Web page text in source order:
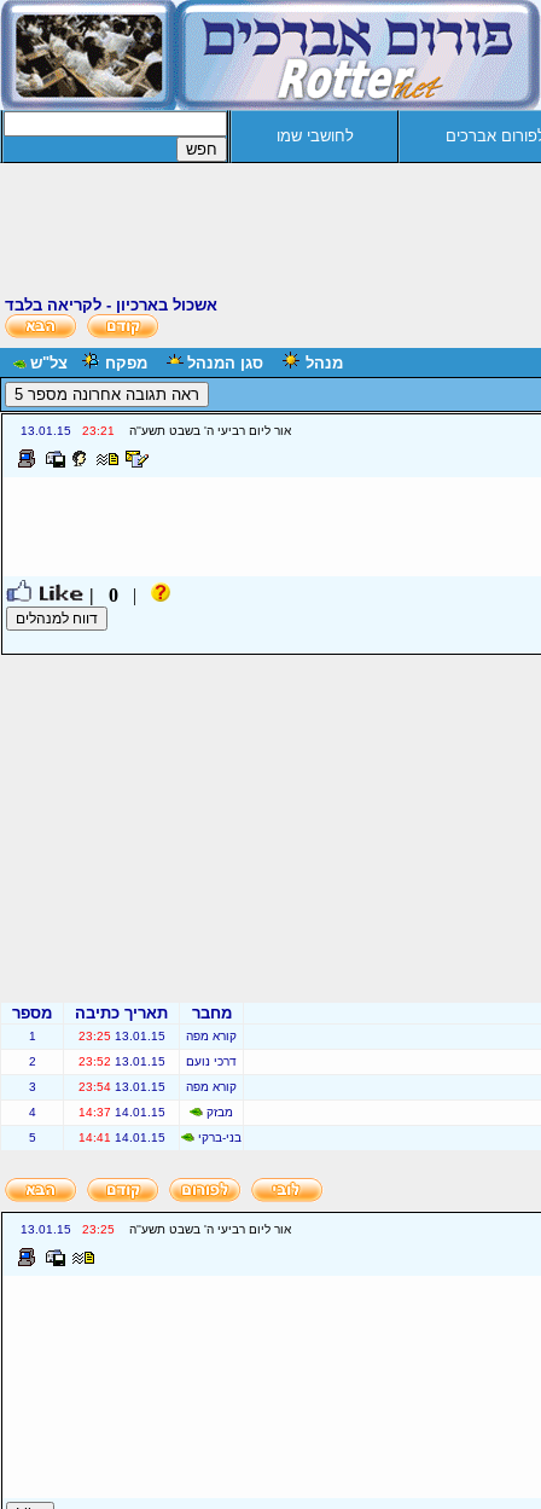
אברכים לחושבי שמו
אשכול בארכיון - לקריאה בלבד
מנהל סגן המנהל מפקח צל"ש
אור ליום רביעי ה' בשבט תשע''ה 23:21
13.01.15
|
0 |
מחבר תאריך כתיבה מספר
קורא מפה 13.01.15
23:25
1
דרכי נועם
13.01.15
23:52
2
קורא מפה
13.01.15
23:54
3
מבזק
14.01.15
14:37
4
בני-ברקי
14.01.15
14:41
5
אור ליום רביעי ה' בשבט תשע''ה 23:25
13.01.15